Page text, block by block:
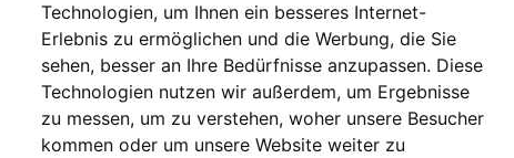
Technologien, um Ihnen ein besseres Internet-
Erlebnis zu ermöglichen und die Werbung, die Sie
sehen, besser an Ihre Bedürfnisse anzupassen. Diese
Technologien nutzen wir außerdem, um Ergebnisse
zu messen, um zu verstehen, woher unsere Besucher
kommen oder um unsere Website weiter zu
Farbe
Glasart